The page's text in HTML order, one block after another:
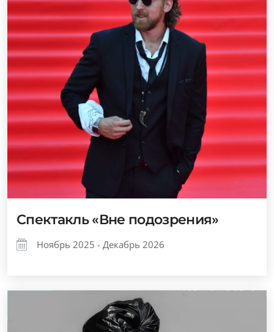
Спектакль «Вне подозрения»
Ноябрь 2025 - Декабрь 2026